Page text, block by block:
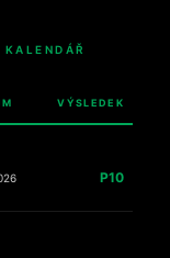
VÝSLEDEK
P10